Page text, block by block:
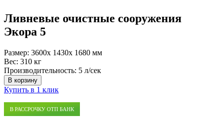
Ливневые очистные сооружения
Экора 5
Размер: 3600x 1430x 1680 мм
Вес: 310 кг
Производительность: 5 л/сек
В корзину
Купить в 1 клик
В РАССРОЧКУ ОТП БАНК